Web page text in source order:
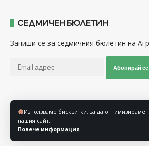
Използваме бисквитки, за да оптимизираме
нашия сайт.
Повече информация
СЕДМИЧЕН БЮЛЕТИН
Запиши се за седмичния бюлетин на
Абонирай се